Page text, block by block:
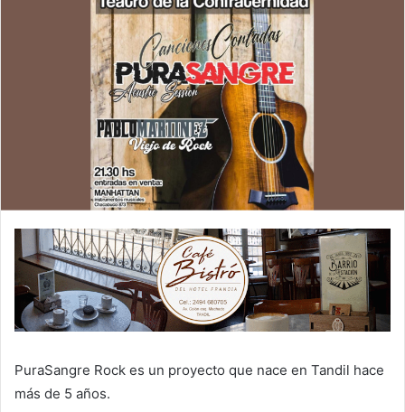
PuraSangre Rock es un proyecto que nace en Tandil hace
más de 5 años.